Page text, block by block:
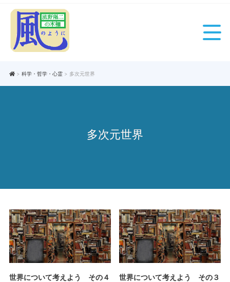
> 科学・哲学・心霊> 多次元世界
多次元世界
世界について考えよう その４ 世界について考えよう その３